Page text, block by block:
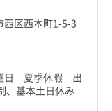
西区西本町1-5-3
日 夏季休暇 出
、基本土日休み